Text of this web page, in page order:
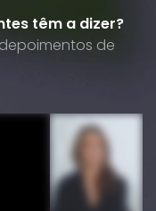
têm a dizer?
de